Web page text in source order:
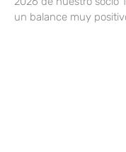
un balance muy